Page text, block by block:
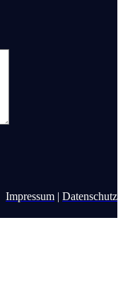
Impressum | Datenschutz